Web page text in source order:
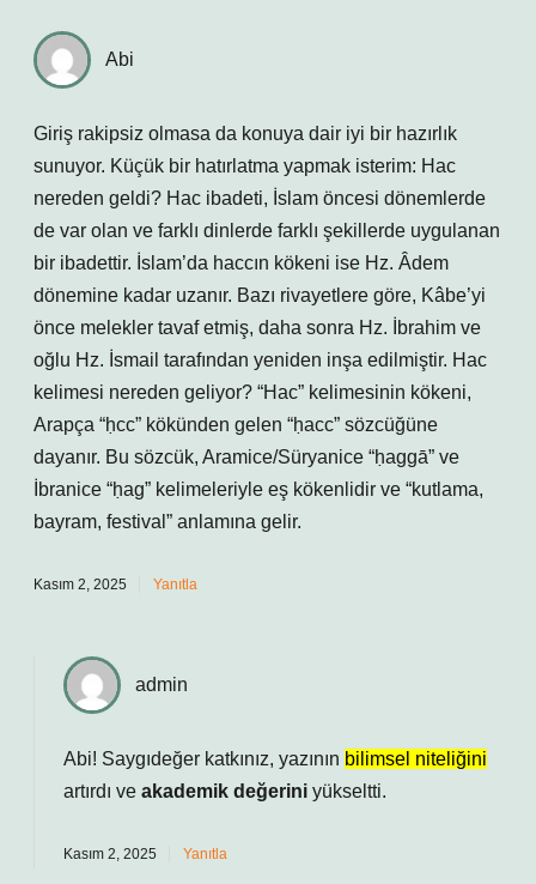
Abi
Giriş rakipsiz olmasa da konuya dair iyi bir hazırlık
sunuyor. Küçük bir hatırlatma yapmak isterim: Hac
nereden geldi? Hac ibadeti, İslam öncesi dönemlerde
de var olan ve farklı dinlerde farklı şekillerde uygulanan
bir ibadettir. İslam’da haccın kökeni ise Hz. Âdem
dönemine kadar uzanır. Bazı rivayetlere göre, Kâbe’yi
önce melekler tavaf etmiş, daha sonra Hz. İbrahim ve
oğlu Hz. İsmail tarafından yeniden inşa edilmiştir. Hac
kelimesi nereden geliyor? “Hac” kelimesinin kökeni,
Arapça “ḥcc” kökünden gelen “ḥacc” sözcüğüne
dayanır. Bu sözcük, Aramice/Süryanice “ḥaggā” ve
İbranice “ḥag” kelimeleriyle eş kökenlidir ve “kutlama,
bayram, festival” anlamına gelir.
Kasım 2, 2025 Yanıtla
admin
Abi! Saygıdeğer katkınız, yazının bilimsel niteliğini
artırdı ve akademik değerini yükseltti.
Kasım 2, 2025 Yanıtla